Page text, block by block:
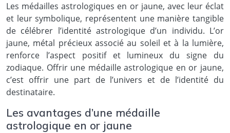
Les médailles astrologiques en or jaune, avec leur éclat
et leur symbolique, représentent une manière tangible
de célébrer l’identité astrologique d’un individu. L’or
jaune, métal précieux associé au soleil et à la lumière,
renforce l’aspect positif et lumineux du signe du
zodiaque. Offrir une médaille astrologique en or jaune,
c’est offrir une part de l’univers et de l’identité du
destinataire.
Les avantages d’une médaille
astrologique en or jaune